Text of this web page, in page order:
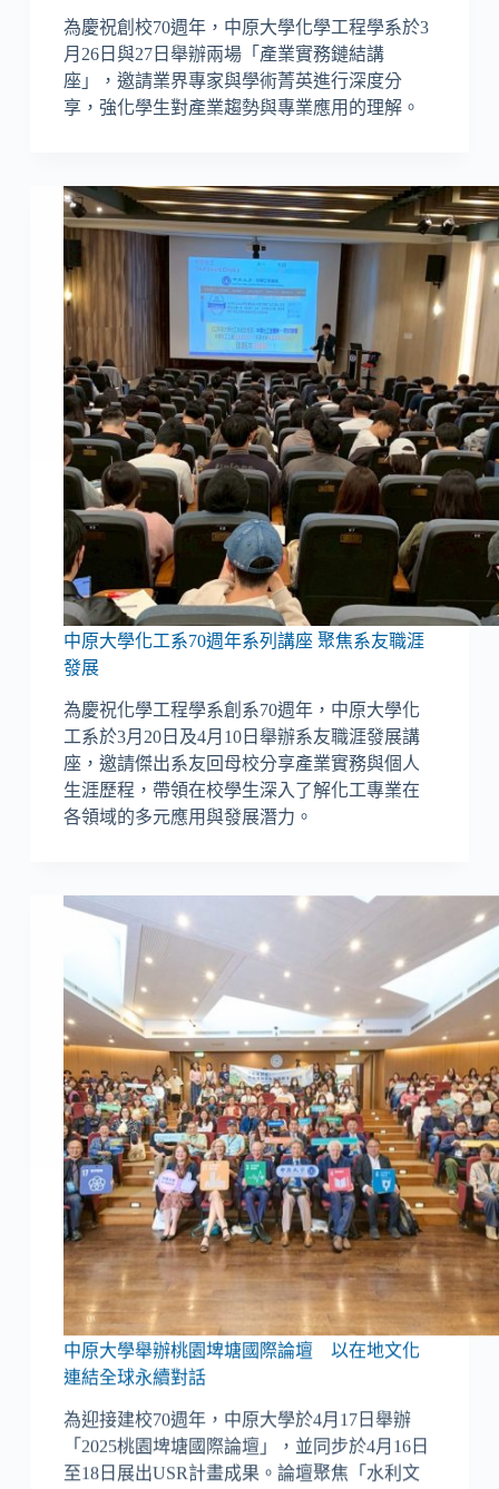
為慶祝創校70週年，中原大學化學工程學系於3
月26日與27日舉辦兩場「產業實務鏈結講
座」，邀請業界專家與學術菁英進行深度分
享，強化學生對產業趨勢與專業應用的理解。
中原大學化工系70週年系列講座 聚焦系友職涯
發展
為慶祝化學工程學系創系70週年，中原大學化
工系於3月20日及4月10日舉辦系友職涯發展講
座，邀請傑出系友回母校分享產業實務與個人
生涯歷程，帶領在校學生深入了解化工專業在
各領域的多元應用與發展潛力。
中原大學舉辦桃園埤塘國際論壇 以在地文化
連結全球永續對話
為迎接建校70週年，中原大學於4月17日舉辦
「2025桃園埤塘國際論壇」，並同步於4月16日
至18日展出USR計畫成果。論壇聚焦「水利文